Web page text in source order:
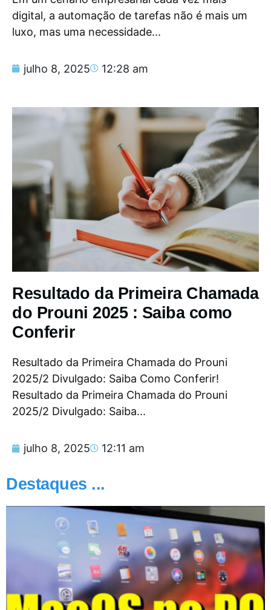
digital, a automação de tarefas não é mais um
luxo, mas uma necessidade...
julho 8, 2025 12:28 am
Resultado da Primeira Chamada
do Prouni 2025 : Saiba como
Conferir
Resultado da Primeira Chamada do Prouni
2025/2 Divulgado: Saiba Como Conferir!
Resultado da Primeira Chamada do Prouni
2025/2 Divulgado: Saiba...
julho 8, 2025 12:11 am
Destaques ...